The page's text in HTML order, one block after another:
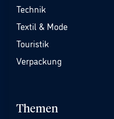
Technik
Textil & Mode
Touristik
Verpackung
Themen